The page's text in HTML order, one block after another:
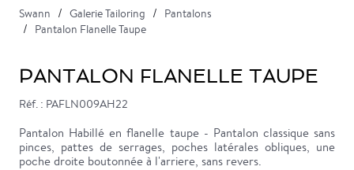
Swann Galerie Tailoring
Pantalons
Pantalon Flanelle Taupe
PANTALON FLANELLE TAUPE
Réf. : PAFLN009AH22
Pantalon Habillé en flanelle taupe - Pantalon classique sans
pinces, pattes de serrages, poches latérales obliques, une
poche droite boutonnée à l'arriere, sans revers.